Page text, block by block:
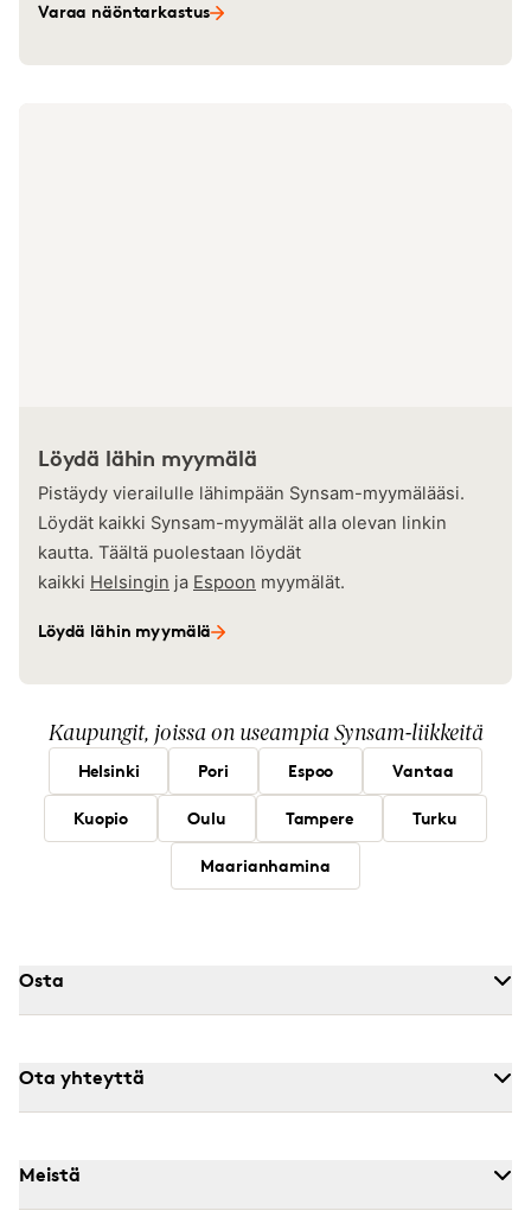
Varaa näöntarkastus
Löydä lähin myymälä
Pistäydy vierailulle lähimpään Synsam-myymälääsi.
Löydät kaikki Synsam-myymälät alla olevan linkin
kautta. Täältä puolestaan löydät
kaikki Helsingin ja Espoon myymälät.
Löydä lähin myymälä
Kaupungit, joissa on useampia Synsam-liikkeitä
Helsinki Pori Espoo Vantaa
Kuopio Oulu Tampere Turku
Maarianhamina
Osta
Ota yhteyttä
Meistä